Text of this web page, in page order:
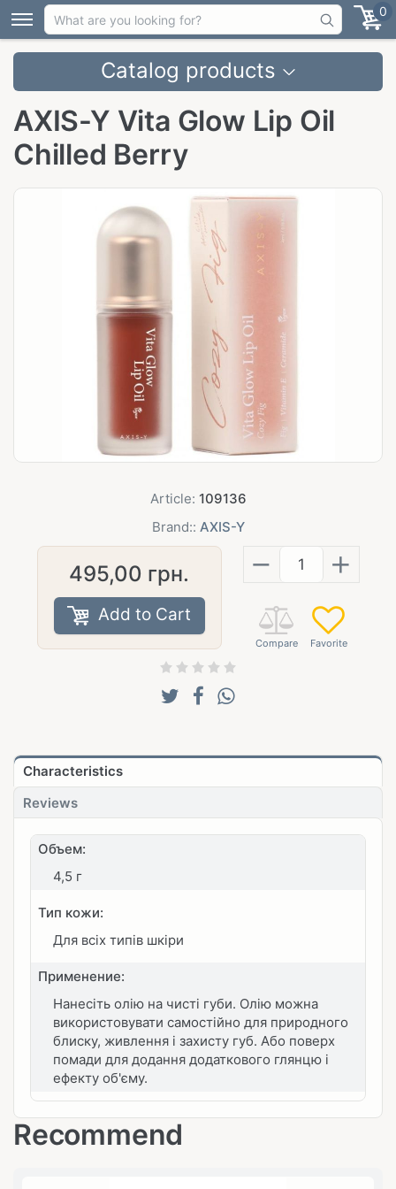
0
Catalog products
AXIS-Y Vita Glow Lip Oil
Chilled Berry
Article: 109136
Brand:: AXIS-Y
495,00 грн.
Add to Cart
− +
Characteristics
Reviews
Объем:
4,5 г
Тип кожи:
Для всіх типів шкіри
Применение:
Нанесіть олію на чисті губи. Олію можна
використовувати самостійно для природного
блиску, живлення і захисту губ. Або поверх
помади для додання додаткового глянцю і
ефекту об'єму.
Recommend